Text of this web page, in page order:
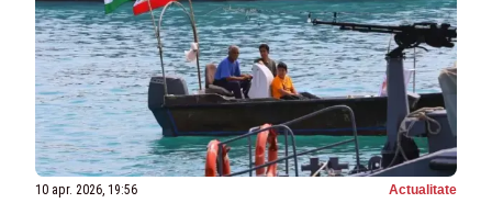
10 apr. 2026, 19:56 Actualitate